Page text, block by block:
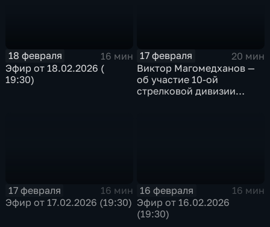
18 февраля
16 мин
Эфир от 18.02.2026 (
19:30)
17 февраля
20 мин
Виктор Магомедханов —
об участие 10-ой
стрелковой дивизии
17 февраля
16 мин
Эфир от 17.02.2026 (19:30)
16 февраля
16 мин
Эфир от 16.02.2026
(19:30)